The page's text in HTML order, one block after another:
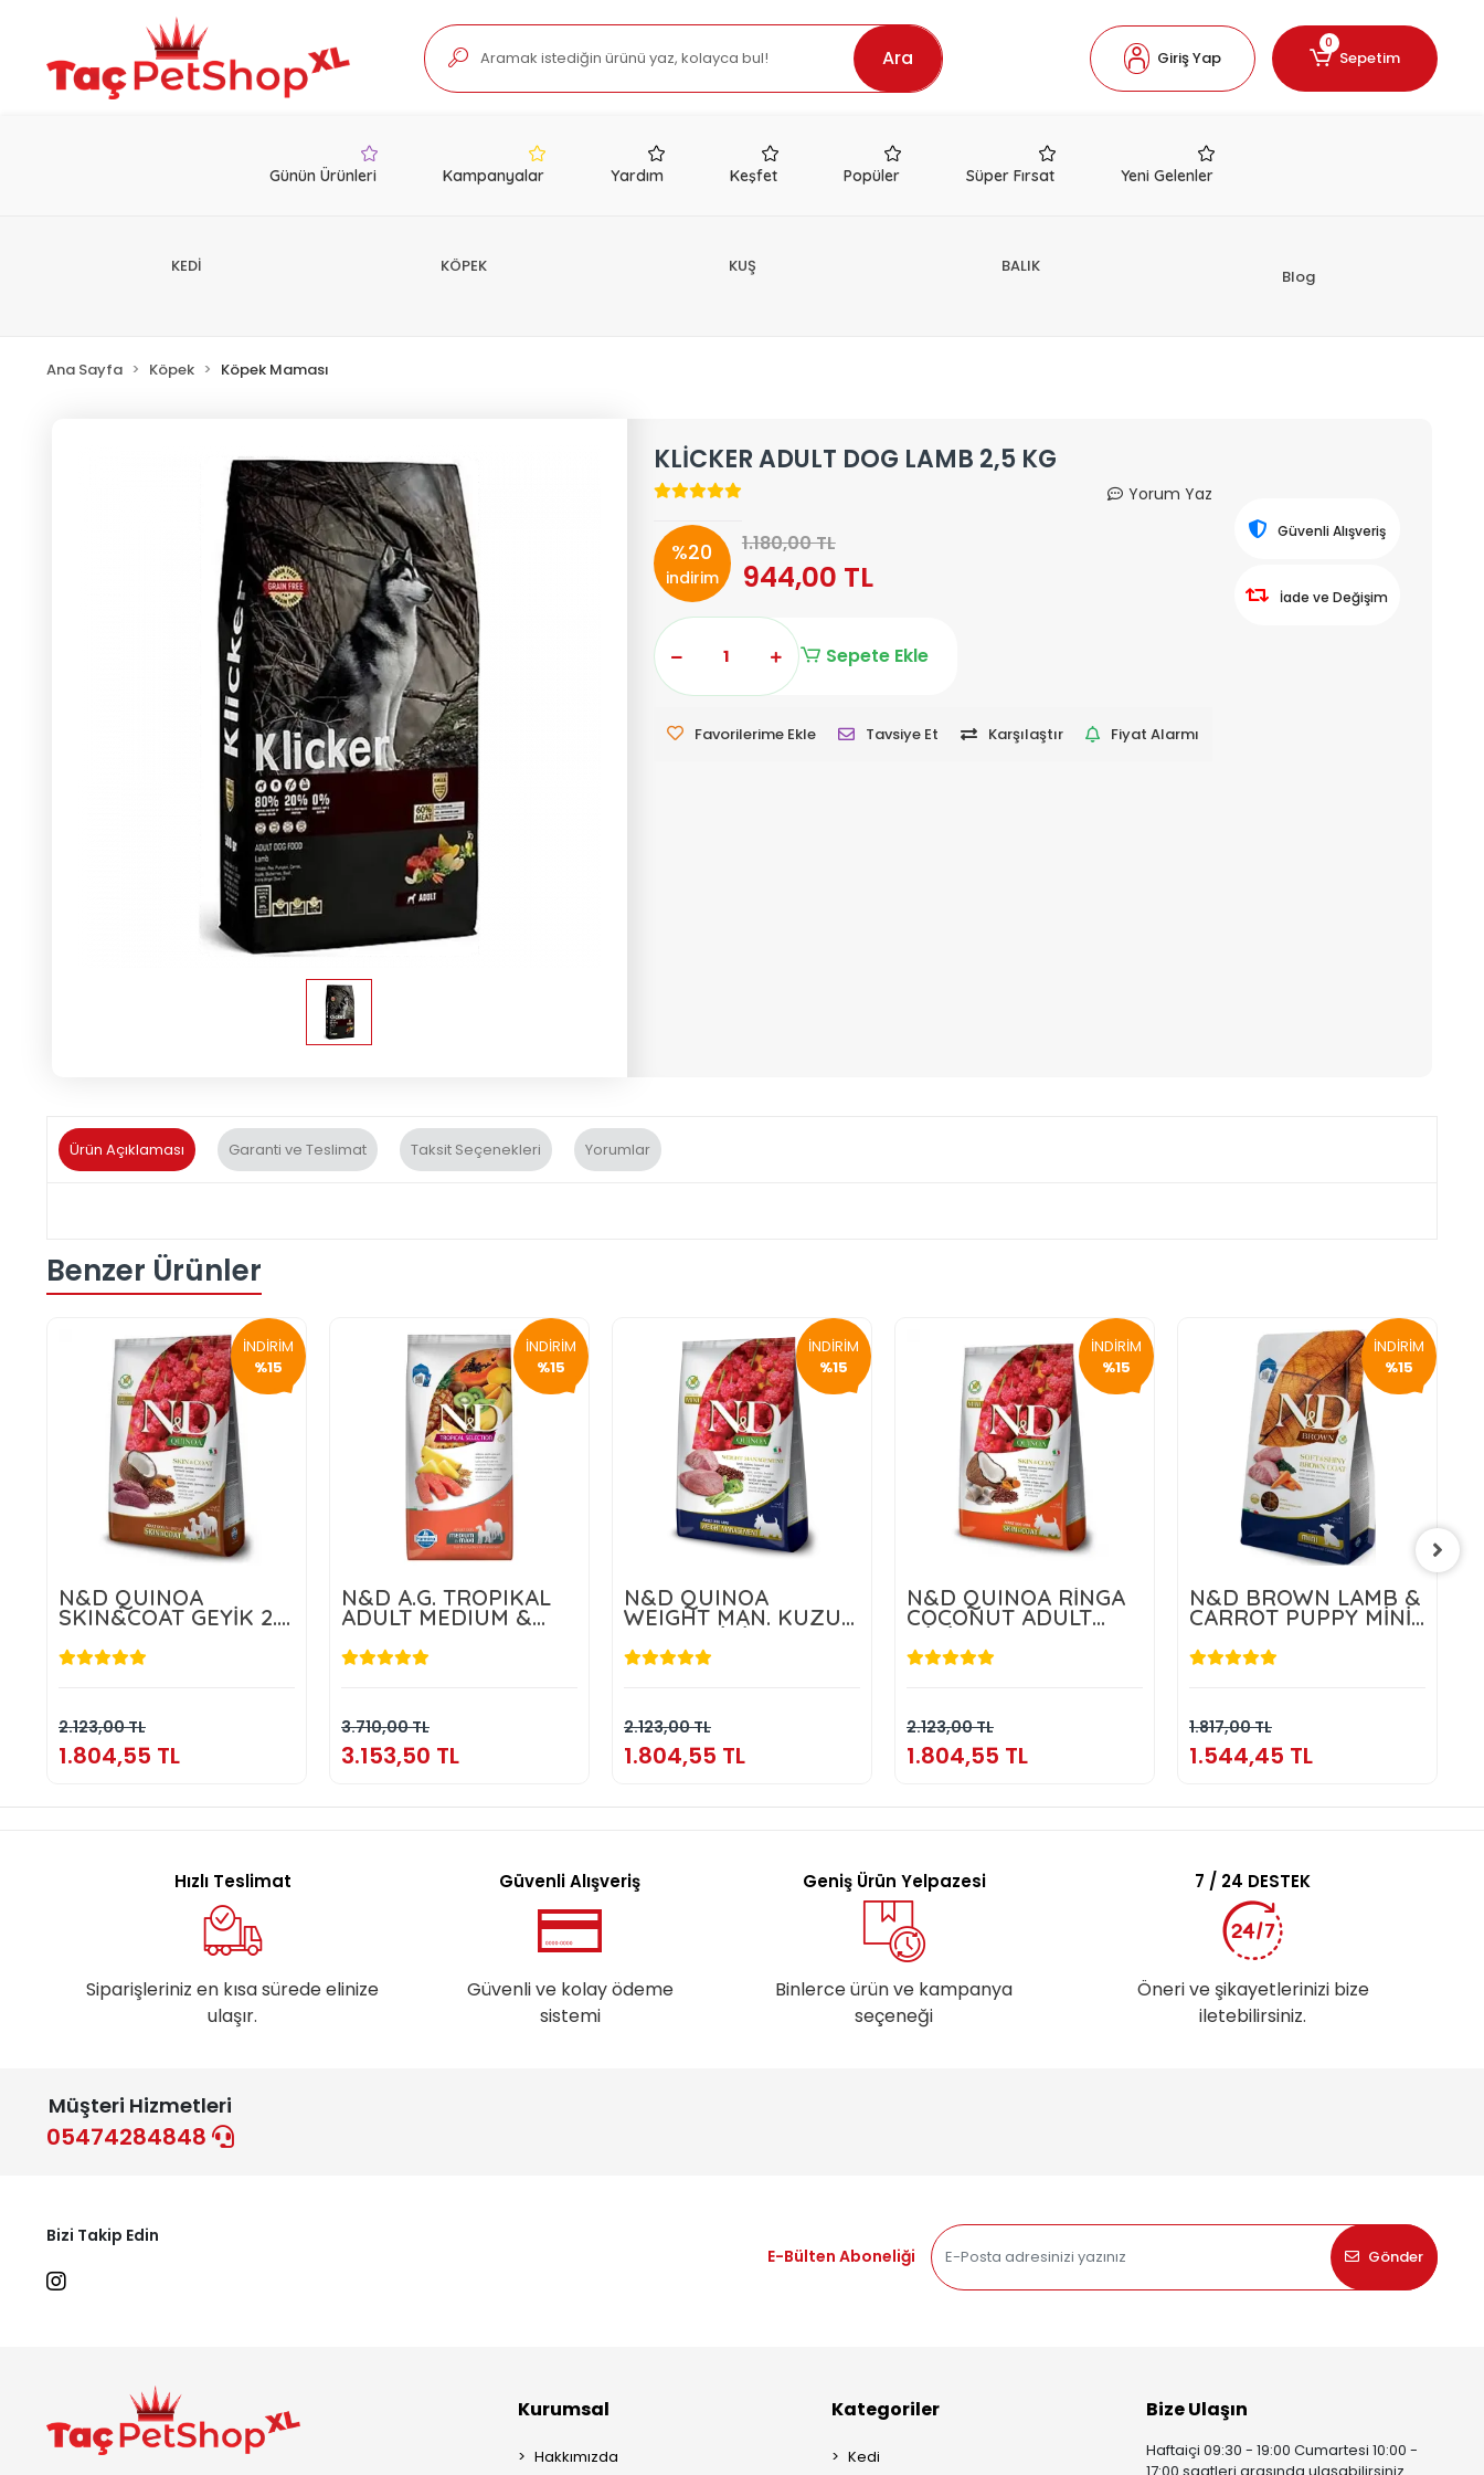
Ara Giriş Yap
0
Sepetim
Günün Ürünleri Kampanyalar Yardım Keşfet Popüler Süper Fırsat Yeni Gelenler
KEDİ KÖPEK KUŞ BALIK
Blog
Ana Sayfa Köpek Köpek Maması
KLİCKER ADULT DOG LAMB 2,5 KG
Yorum Yaz
%20
indirim
1.180,00 TL
944,00 TL
Sepete Ekle
Favorilerime Ekle Tavsiye Et Karşılaştır Fiyat Alarmı
Güvenli Alışveriş
İade ve Değişim
Ürün Açıklaması Garanti ve Teslimat Taksit Seçenekleri Yorumlar
Benzer Ürünler
İNDİRİM
%15
N&D QUINOA
SKIN&COAT GEYİK 2.5
2.123,00 TL
1.804,55 TL
İNDİRİM
%15
N&D A.G. TROPIKAL
ADULT MEDIUM &
3.710,00 TL
3.153,50 TL
Sepete Ekle
İNDİRİM
%15
N&D QUINOA
WEIGHT MAN. KUZU
ADULT MİNİ 2,5 KG
2.123,00 TL
1.804,55 TL
İNDİRİM
%15
N&D QUINOA RİNGA
COCONUT ADULT
MİNİ 2,5 KG
2.123,00 TL
1.804,55 TL
İNDİRİM
%15
N&D BROWN LAMB &
CARROT PUPPY MİNİ
1.817,00 TL
1.544,45 TL
Hızlı Teslimat
Siparişleriniz en kısa sürede elinize
ulaşır.
Güvenli Alışveriş
Güvenli ve kolay ödeme
sistemi
Geniş Ürün Yelpazesi
Binlerce ürün ve kampanya
seçeneği
7 / 24 DESTEK
Öneri ve şikayetlerinizi bize
iletebilirsiniz.
Müşteri Hizmetleri
05474284848
Bizi Takip Edin
E-Bülten Aboneliği
Gönder
Kurumsal
Hakkımızda
Kategoriler
Kedi
Bize Ulaşın
Haftaiçi 09:30 - 19:00 Cumartesi 10:00 -